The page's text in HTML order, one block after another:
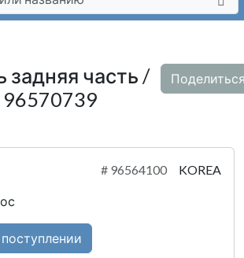
задняя часть /
# 96564100 KOREA